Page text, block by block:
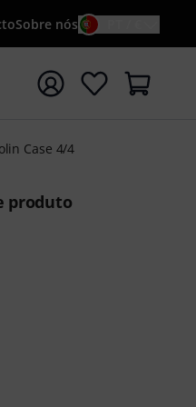
Sobre nós
{searchTerm}
Case 4/4
produto